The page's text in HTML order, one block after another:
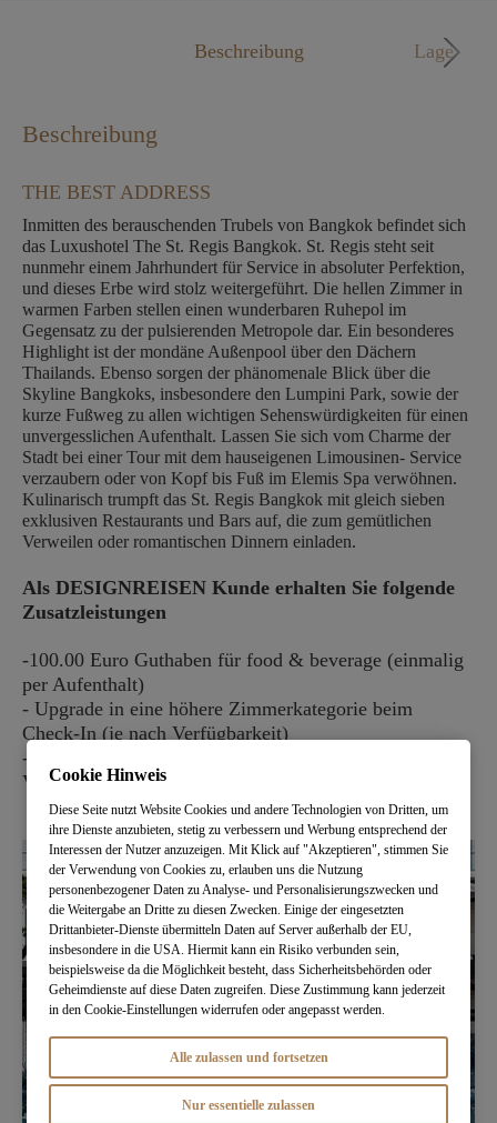
Beschreibung Lage
Beschreibung
THE BEST ADDRESS
Inmitten des berauschenden Trubels von Bangkok befindet sich
das Luxushotel The St. Regis Bangkok. St. Regis steht seit
nunmehr einem Jahrhundert für Service in absoluter Perfektion,
und dieses Erbe wird stolz weitergeführt. Die hellen Zimmer in
warmen Farben stellen einen wunderbaren Ruhepol im
Gegensatz zu der pulsierenden Metropole dar. Ein besonderes
Highlight ist der mondäne Außenpool über den Dächern
Thailands. Ebenso sorgen der phänomenale Blick über die
Skyline Bangkoks, insbesondere den Lumpini Park, sowie der
kurze Fußweg zu allen wichtigen Sehenswürdigkeiten für einen
unvergesslichen Aufenthalt. Lassen Sie sich vom Charme der
Stadt bei einer Tour mit dem hauseigenen Limousinen- Service
verzaubern oder von Kopf bis Fuß im Elemis Spa verwöhnen.
Kulinarisch trumpft das St. Regis Bangkok mit gleich sieben
exklusiven Restaurants und Bars auf, die zum gemütlichen
Verweilen oder romantischen Dinnern einladen.
Als DESIGNREISEN Kunde erhalten Sie folgende
Zusatzleistungen
-100.00 Euro Guthaben für food & beverage (einmalig
per Aufenthalt)
- Upgrade in eine höhere Zimmerkategorie beim
Check-In (je nach Verfügbarkeit)
- Early Check-In und Late Check-out (je nach
Verfügbarkeit)
Cookie Hinweis
Diese Seite nutzt Website Cookies und andere Technologien von Dritten, um
ihre Dienste anzubieten, stetig zu verbessern und Werbung entsprechend der
Interessen der Nutzer anzuzeigen. Mit Klick auf "Akzeptieren", stimmen Sie
der Verwendung von Cookies zu, erlauben uns die Nutzung
personenbezogener Daten zu Analyse- und Personalisierungszwecken und
die Weitergabe an Dritte zu diesen Zwecken. Einige der eingesetzten
Drittanbieter-Dienste übermitteln Daten auf Server außerhalb der EU,
insbesondere in die USA. Hiermit kann ein Risiko verbunden sein,
beispielsweise da die Möglichkeit besteht, dass Sicherheitsbehörden oder
Geheimdienste auf diese Daten zugreifen. Diese Zustimmung kann jederzeit
in den Cookie-Einstellungen widerrufen oder angepasst werden.
Alle zulassen und fortsetzen
Nur essentielle zulassen